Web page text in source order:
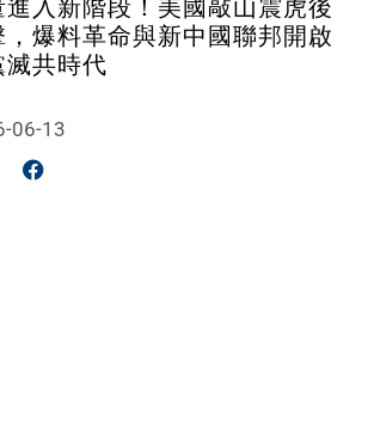
入新階段！美國敲山震虎後
爆料革命與新中國聯邦開啟
滅共時代
06-13